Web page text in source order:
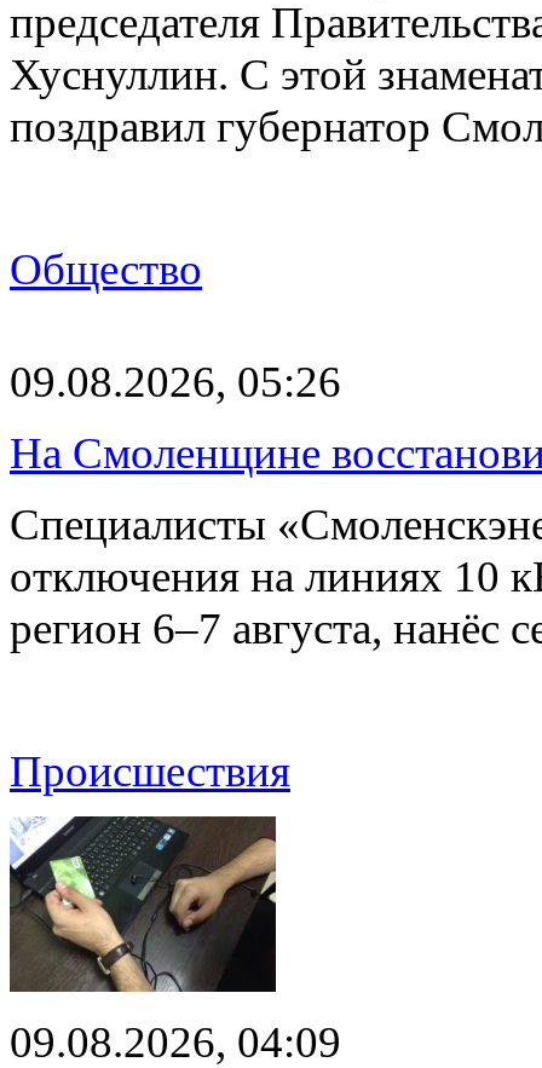
председателя
Хуснуллин. С этой
поздравил губернатор
Общество
09.08.2026, 05:26
На Смоленщине
Специалисты
отключения на линиях 10
регион 6–7 августа,
Происшествия
09.08.2026, 04:09